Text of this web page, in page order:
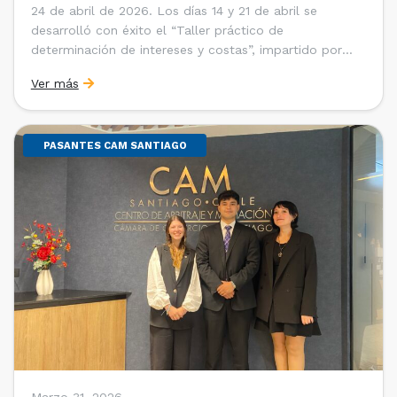
24 de abril de 2026. Los días 14 y 21 de abril se
desarrolló con éxito el “Taller práctico de
determinación de intereses y costas”, impartido por
Universidad Católica de Chile y Magíster en Economía
de la Universidad de Chicago) y María Luisa Petitpas
[…]
Ver más
PASANTES CAM SANTIAGO